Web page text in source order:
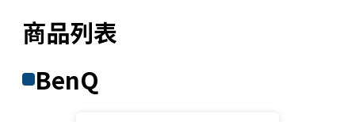
商品列表
BenQ